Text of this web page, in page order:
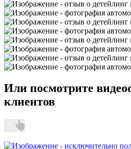
Или посмотрите
клиентов